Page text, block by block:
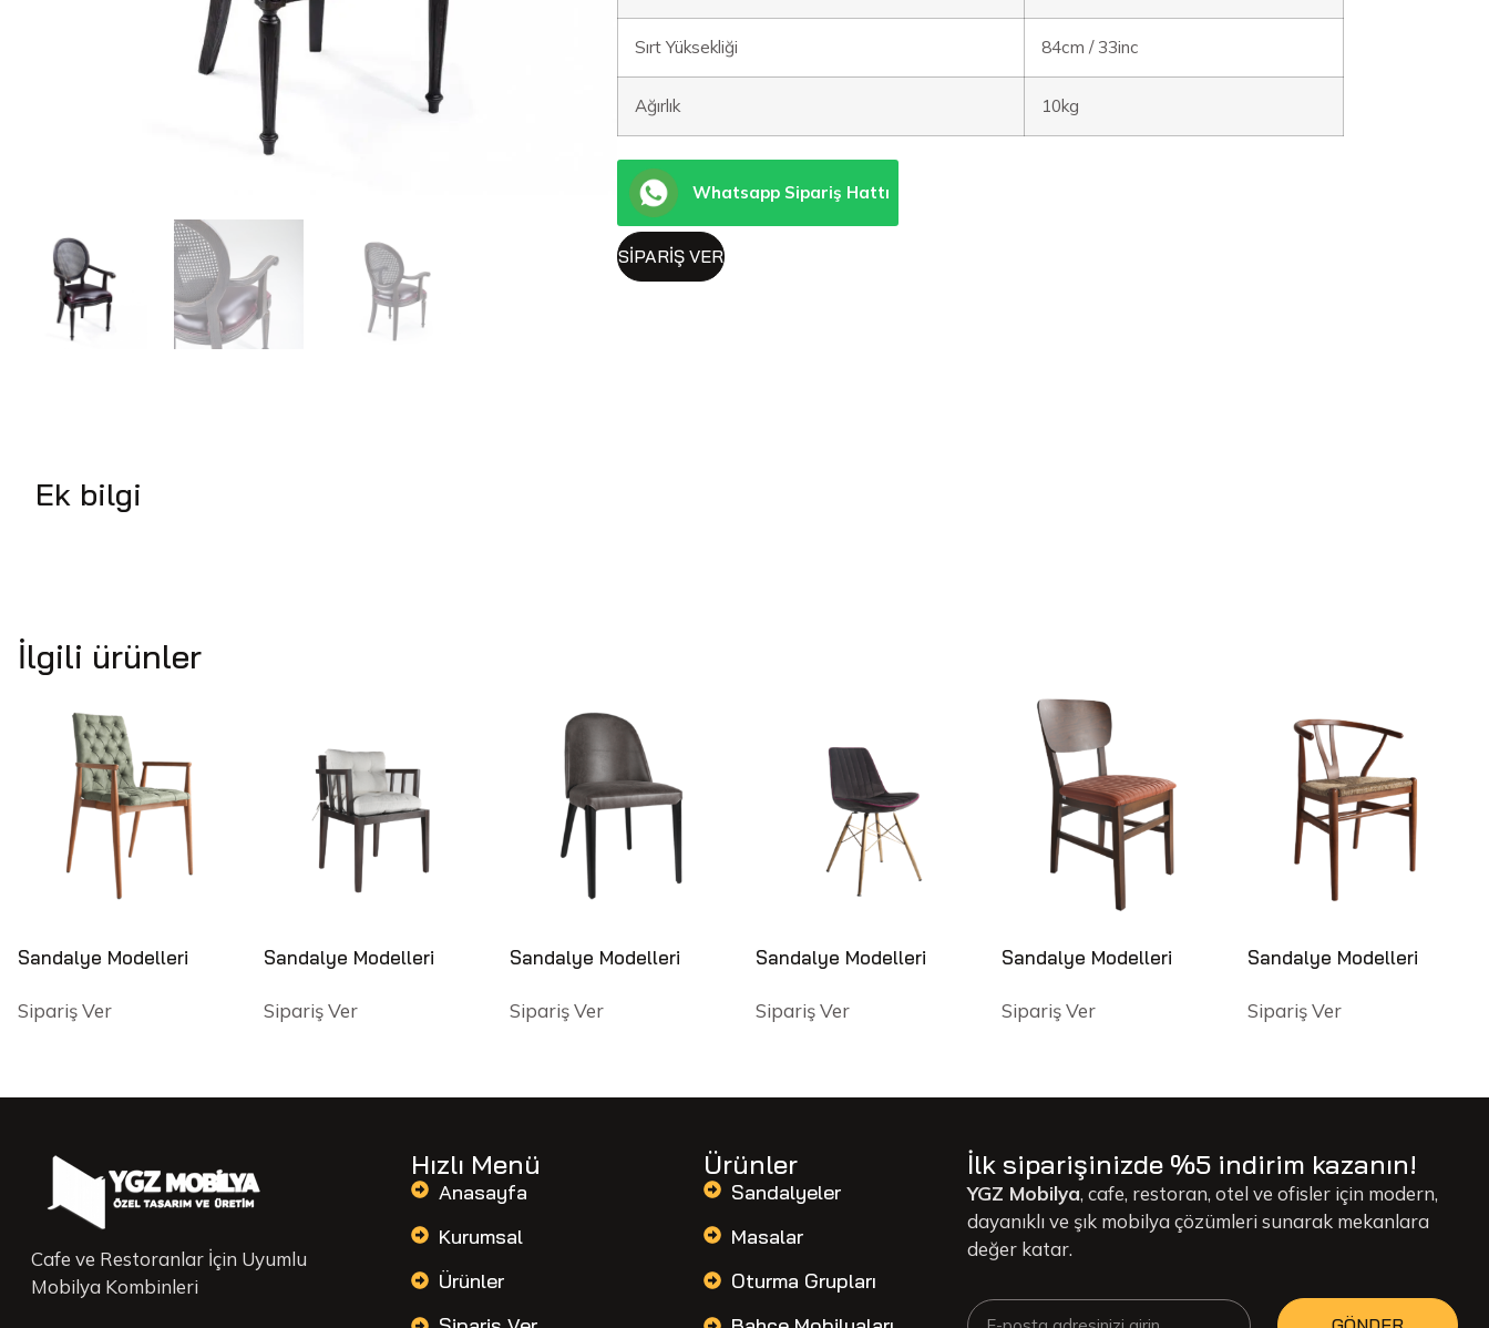
Sırt Yüksekliği 84cm / 33inc
Ağırlık 10kg
Whatsapp Sipariş Hattı
SIPARIŞ VER
Ek bilgi
İlgili ürünler
Sandalye Modelleri
Sipariş Ver
Sandalye Modelleri
Sipariş Ver
Sandalye Modelleri
Sipariş Ver
Sandalye Modelleri
Sipariş Ver
Sandalye Modelleri
Sipariş Ver
Sandalye Modelleri
Sipariş Ver
Cafe ve Restoranlar İçin Uyumlu
Mobilya Kombinleri
Hızlı Menü
Anasayfa
Kurumsal
Ürünler
Ürünler
Sandalyeler
Masalar
Oturma Grupları
İlk siparişinizde %5 indirim kazanın!
YGZ Mobilya, cafe, restoran, otel ve ofisler için modern,
dayanıklı ve şık mobilya çözümleri sunarak mekanlara
değer katar.